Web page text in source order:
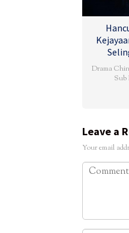
Drama
Sub
Leave a
Your email